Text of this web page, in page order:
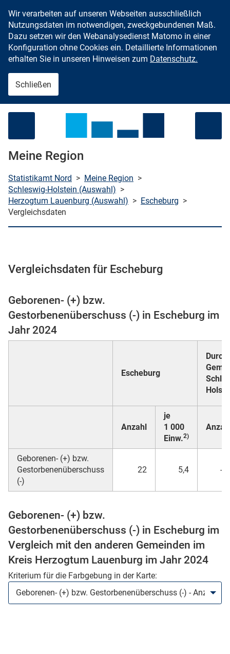
Zum Inhalt springen
starten
(Mikrozensus)
Wir verarbeiten auf unseren Webseiten ausschließlich
Nutzungsdaten im notwendigen, zweckgebundenen Maß.
Dazu setzen wir den Webanalysedienst Matomo in einer
Konfiguration ohne Cookies ein. Detaillierte Informationen
erhalten Sie in unseren Hinweisen zum Datenschutz.
Schließen
Meine Region
Statistikamt Nord > Meine Region >
Schleswig-Holstein (Auswahl) >
Herzogtum Lauenburg (Auswahl) > Escheburg >
Vergleichsdaten
Vergleichsdaten für Escheburg
Geborenen- (+) bzw.
Gestorbenenüberschuss (-) in Escheburg im
Jahr 2024
Escheburg
Anzahl
je
1 000
Einw.2)
Geborenen- (+) bzw.
Gestorbenenüberschuss
(-)
22 5,4 -
Geborenen- (+) bzw.
Gestorbenenüberschuss (-) in Escheburg im
Vergleich mit den anderen Gemeinden im
Kreis Herzogtum Lauenburg im Jahr 2024
Kriterium für die Farbgebung in der Karte: